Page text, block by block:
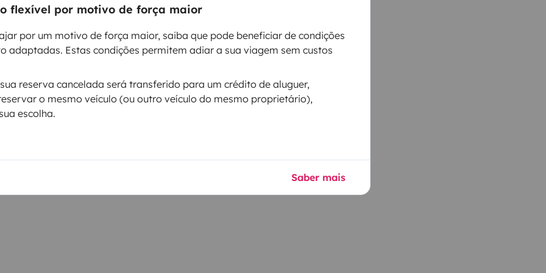
flexível por motivo de força maior
por um motivo de força maior, saiba que pode beneficiar de condições
adaptadas. Estas condições permitem adiar a sua viagem sem custos
reserva cancelada será transferido para um crédito de aluguer,
o mesmo veículo (ou outro veículo do mesmo proprietário),
escolha.
Saber mais
Kit de limpeza